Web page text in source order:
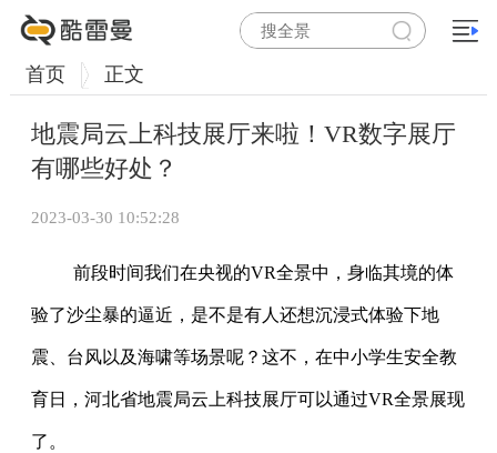
首页 正文
地震局云上科技展厅来啦！VR数字展厅
有哪些好处？
2023-03-30 10:52:28
前段时间我们在央视的VR全景中，身临其境的体
验了沙尘暴的逼近，是不是有人还想沉浸式体验下地
震、台风以及海啸等场景呢？这不，在中小学生安全教
育日，河北省地震局云上科技展厅可以通过VR全景展现
了。